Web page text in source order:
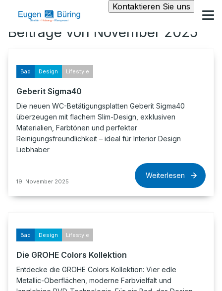
Kontaktieren Sie uns
Beiträge von November 2025
Bad Design Lifestyle
Geberit Sigma40
Die neuen WC-Betätigungsplatten Geberit Sigma40
überzeugen mit flachem Slim-Design, exklusiven
Materialien, Farbtönen und perfekter
Reinigungsfreundlichkeit – ideal für Interior Design
Liebhaber
19. November 2025
Weiterlesen
Bad Design Lifestyle
Die GROHE Colors Kollektion
Entdecke die GROHE Colors Kollektion: Vier edle
Metallic-Oberflächen, moderne Farbvielfalt und